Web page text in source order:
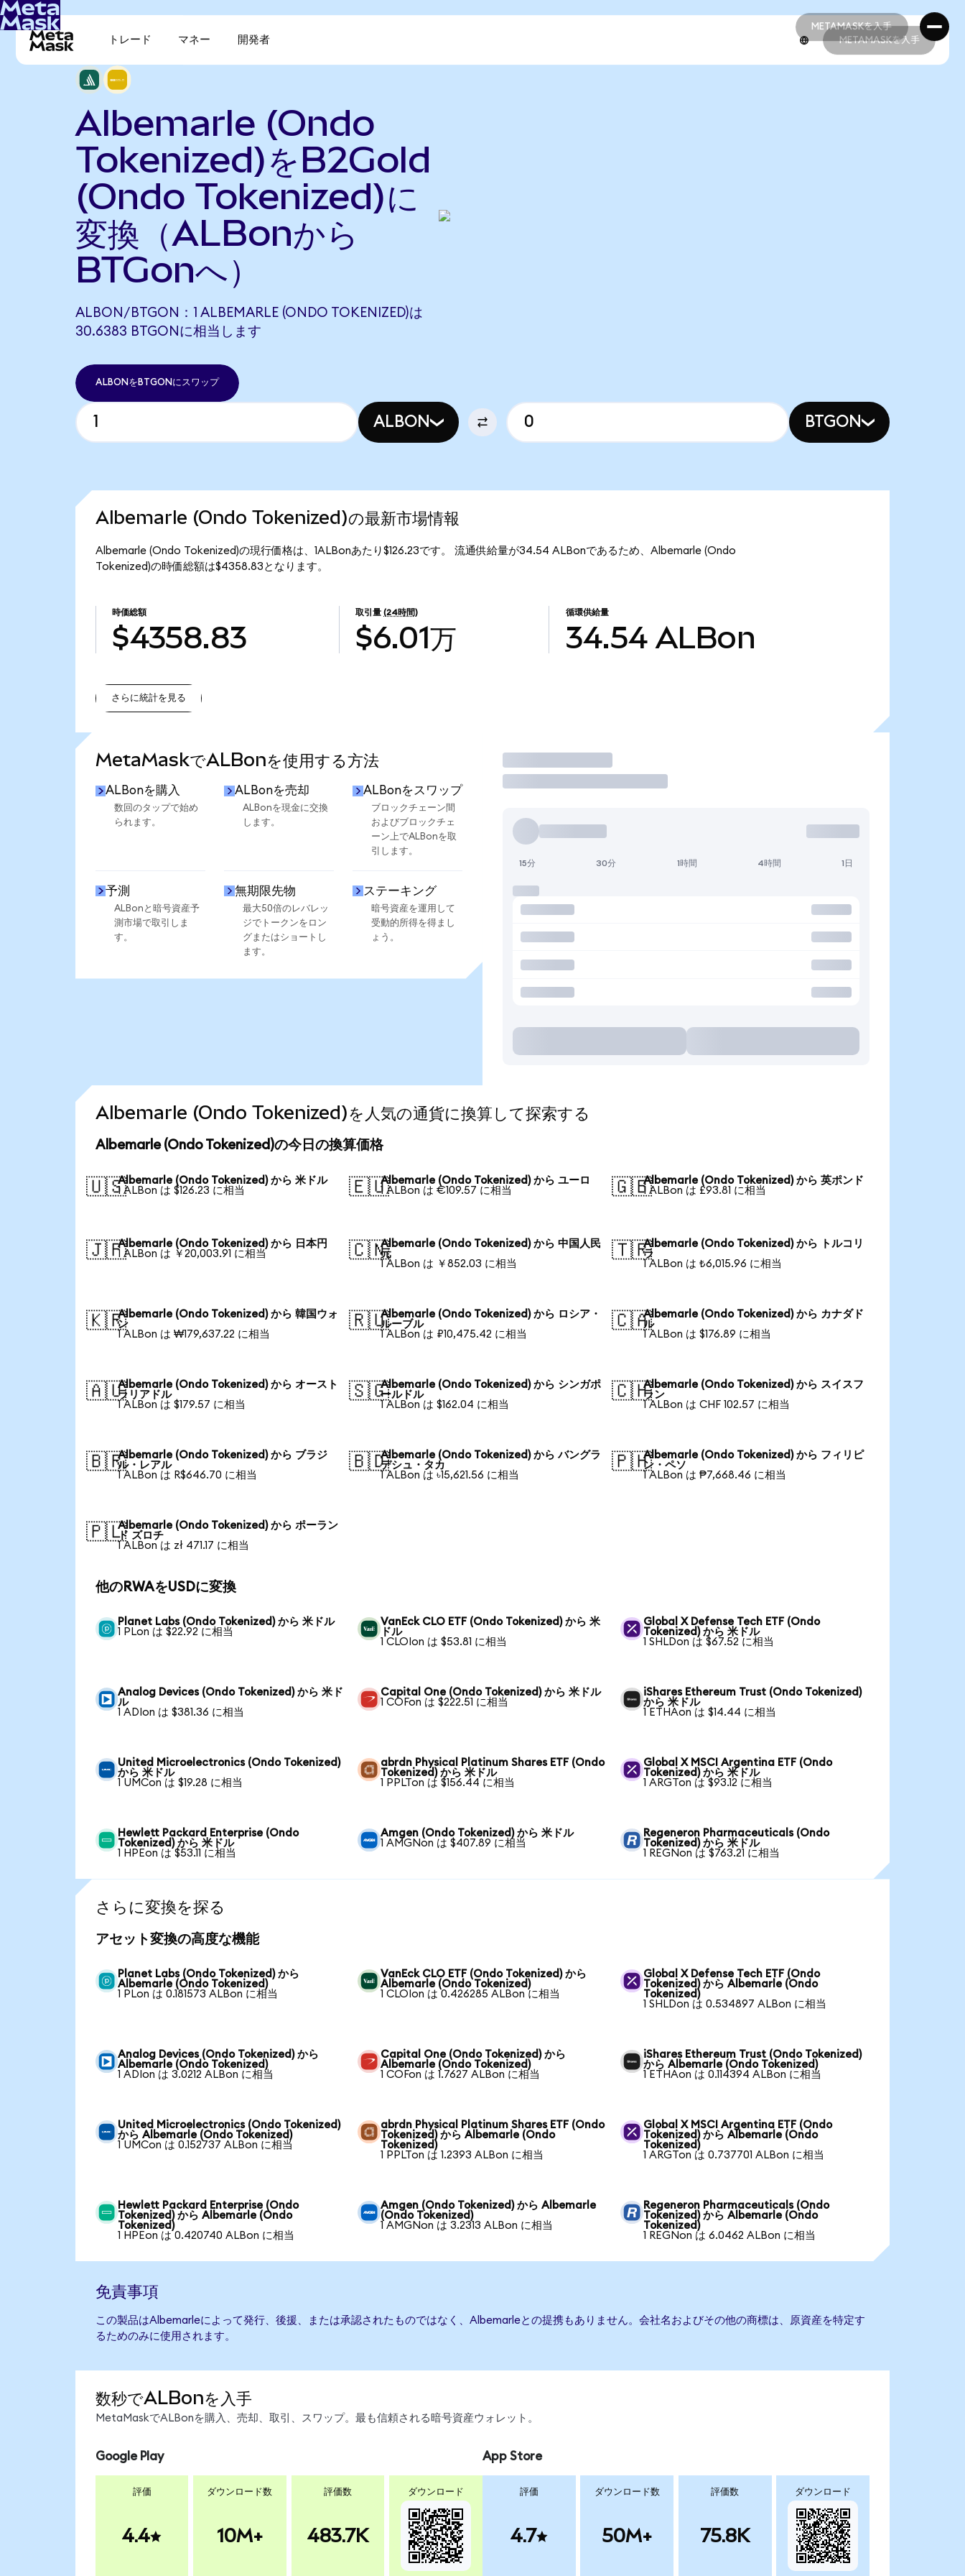
METAMASKを入手
METAMASKを入手
トレード マネー 開発者 METAMASKを入手
Albemarle (Ondo
Tokenized)をB2Gold
(Ondo Tokenized)に
変換（ALBonから
BTGonへ）
ALBON/BTGON：1 ALBEMARLE (ONDO TOKENIZED)は
30.6383 BTGONに相当します
ALBONをBTGONにスワップ
ALBON BTGON
Albemarle (Ondo Tokenized)の最新市場情報
Albemarle (Ondo Tokenized)の現行価格は、1ALBonあたり$126.23です。 流通供給量が34.54 ALBonであるため、Albemarle (Ondo
Tokenized)の時価総額は$4358.83となります。
時価総額
$4358.83
取引量 (24時間)
$6.01万
循環供給量
34.54 ALBon
さらに統計を見る
MetaMaskでALBonを使用する方法
ALBonを購入
数回のタップで始め
られます。
ALBonを売却
ALBonを現金に交換
します。
ALBonをスワップ
ブロックチェーン間
およびブロックチェ
ーン上でALBonを取
引します。
予測
ALBonと暗号資産予
測市場で取引しま
す。
無期限先物
最大50倍のレバレッ
ジでトークンをロン
グまたはショートし
ます。
ステーキング
暗号資産を運用して
受動的所得を得まし
ょう。
取引
15分 30分 1時間 4時間 1日
Albemarle (Ondo Tokenized)を人気の通貨に換算して探索する
Albemarle (Ondo Tokenized)の今日の換算価格
🇺🇸Albemarle (Ondo Tokenized) から 米ドル
1 ALBon は $126.23 に相当
🇪🇺Albemarle (Ondo Tokenized) から ユーロ
1 ALBon は €109.57 に相当
🇬🇧Albemarle (Ondo Tokenized) から 英ポンド
1 ALBon は £93.81 に相当
🇯🇵Albemarle (Ondo Tokenized) から 日本円
1 ALBon は ￥20,003.91 に相当
🇨🇳Albemarle (Ondo Tokenized) から 中国人民
元
1 ALBon は ￥852.03 に相当
🇹🇷Albemarle (Ondo Tokenized) から トルコリ
ラ
1 ALBon は ₺6,015.96 に相当
🇰🇷Albemarle (Ondo Tokenized) から 韓国ウォ
ン
1 ALBon は ₩179,637.22 に相当
🇷🇺Albemarle (Ondo Tokenized) から ロシア・
ルーブル
1 ALBon は ₽10,475.42 に相当
🇨🇦Albemarle (Ondo Tokenized) から カナダド
ル
1 ALBon は $176.89 に相当
🇦🇺Albemarle (Ondo Tokenized) から オースト
ラリアドル
1 ALBon は $179.57 に相当
🇸🇬Albemarle (Ondo Tokenized) から シンガポ
ールドル
1 ALBon は $162.04 に相当
🇨🇭Albemarle (Ondo Tokenized) から スイスフ
ラン
1 ALBon は CHF 102.57 に相当
🇧🇷Albemarle (Ondo Tokenized) から ブラジ
ル・レアル
1 ALBon は R$646.70 に相当
🇧🇩Albemarle (Ondo Tokenized) から バングラ
デシュ・タカ
1 ALBon は ৳15,621.56 に相当
🇵🇭Albemarle (Ondo Tokenized) から フィリピ
ン・ペソ
1 ALBon は ₱7,668.46 に相当
🇵🇱Albemarle (Ondo Tokenized) から ポーラン
ド ズロチ
1 ALBon は zł 471.17 に相当
他のRWAをUSDに変換
Planet Labs (Ondo Tokenized) から 米ドル
1 PLon は $22.92 に相当
VanEck CLO ETF (Ondo Tokenized) から 米
ドル
1 CLOIon は $53.81 に相当
Global X Defense Tech ETF (Ondo
Tokenized) から 米ドル
1 SHLDon は $67.52 に相当
Analog Devices (Ondo Tokenized) から 米ド
ル
1 ADIon は $381.36 に相当
Capital One (Ondo Tokenized) から 米ドル
1 COFon は $222.51 に相当
iShares Ethereum Trust (Ondo Tokenized)
から 米ドル
1 ETHAon は $14.44 に相当
United Microelectronics (Ondo Tokenized)
から 米ドル
1 UMCon は $19.28 に相当
abrdn Physical Platinum Shares ETF (Ondo
Tokenized) から 米ドル
1 PPLTon は $156.44 に相当
Global X MSCI Argentina ETF (Ondo
Tokenized) から 米ドル
1 ARGTon は $93.12 に相当
Hewlett Packard Enterprise (Ondo
Tokenized) から 米ドル
1 HPEon は $53.11 に相当
Amgen (Ondo Tokenized) から 米ドル
1 AMGNon は $407.89 に相当
Regeneron Pharmaceuticals (Ondo
Tokenized) から 米ドル
1 REGNon は $763.21 に相当
さらに変換を探る
アセット変換の高度な機能
Planet Labs (Ondo Tokenized) から
Albemarle (Ondo Tokenized)
1 PLon は 0.181573 ALBon に相当
VanEck CLO ETF (Ondo Tokenized) から
Albemarle (Ondo Tokenized)
1 CLOIon は 0.426285 ALBon に相当
Global X Defense Tech ETF (Ondo
Tokenized) から Albemarle (Ondo
Tokenized)
1 SHLDon は 0.534897 ALBon に相当
Analog Devices (Ondo Tokenized) から
Albemarle (Ondo Tokenized)
1 ADIon は 3.0212 ALBon に相当
Capital One (Ondo Tokenized) から
Albemarle (Ondo Tokenized)
1 COFon は 1.7627 ALBon に相当
iShares Ethereum Trust (Ondo Tokenized)
から Albemarle (Ondo Tokenized)
1 ETHAon は 0.114394 ALBon に相当
United Microelectronics (Ondo Tokenized)
から Albemarle (Ondo Tokenized)
1 UMCon は 0.152737 ALBon に相当
abrdn Physical Platinum Shares ETF (Ondo
Tokenized) から Albemarle (Ondo
Tokenized)
1 PPLTon は 1.2393 ALBon に相当
Global X MSCI Argentina ETF (Ondo
Tokenized) から Albemarle (Ondo
Tokenized)
1 ARGTon は 0.737701 ALBon に相当
Hewlett Packard Enterprise (Ondo
Tokenized) から Albemarle (Ondo
Tokenized)
1 HPEon は 0.420740 ALBon に相当
Amgen (Ondo Tokenized) から Albemarle
(Ondo Tokenized)
1 AMGNon は 3.2313 ALBon に相当
Regeneron Pharmaceuticals (Ondo
Tokenized) から Albemarle (Ondo
Tokenized)
1 REGNon は 6.0462 ALBon に相当
免責事項
この製品はAlbemarleによって発行、後援、または承認されたものではなく、Albemarleとの提携もありません。会社名およびその他の商標は、原資産を特定す
るためのみに使用されます。
数秒でALBonを入手
MetaMaskでALBonを購入、売却、取引、スワップ。最も信頼される暗号資産ウォレット。
Google Play
評価
4.4
ダウンロード数
10M+
評価数
483.7K
ダウンロード
App Store
評価
4.7
ダウンロード数
50M+
評価数
75.8K
ダウンロード